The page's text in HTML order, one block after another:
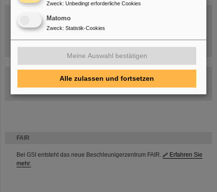
FAIR
Bei GSI entsteht das neue Beschleunigerzentrum FAIR.
Erfahren Sie
mehr.
GSI-FAIR Kolloquium
Zweck: Unbedingt erforderliche Cookies
Matomo
Zweck: Statistik-Cookies
Meine Auswahl bestätigen
Alle zulassen und fortsetzen